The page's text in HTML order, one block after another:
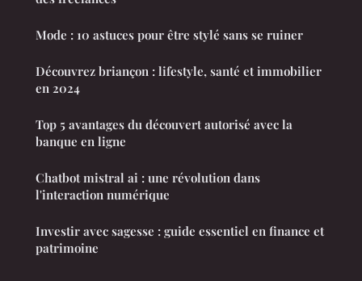
Mode : 10 astuces pour être stylé sans se ruiner
Découvrez briançon : lifestyle, santé et immobilier
en 2024
Top 5 avantages du découvert autorisé avec la
banque en ligne
Chatbot mistral ai : une révolution dans
l'interaction numérique
Investir avec sagesse : guide essentiel en finance et
patrimoine